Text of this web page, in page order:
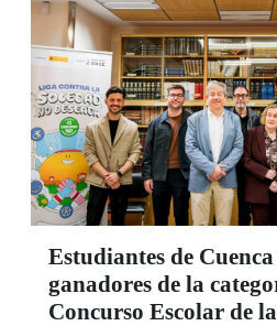
Estudiantes de
ganadores de la
Concurso Escolar de